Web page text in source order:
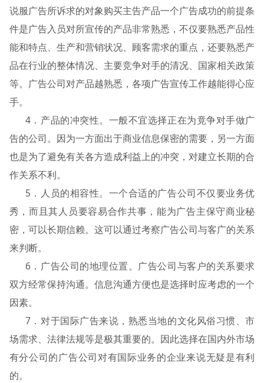
说服广告所诉求的对象购买主告产品一个广告成功的前提条
件是广告入员对所宣传的产品非常熟悉，不仅要熟悉产品性
能和特点、生产和营销状况、顾客需求的重点，还要熟悉产
品在行业的整体情况、主要竞争对手的清况、国家相关政策
等。广告公司对产品越熟悉，各项广告宣传工作越能得心应
手。
4．产品的冲突性。一般不宜选择正在为竟争对手做广
告的公司。因为一方面出于商业信息保密的需要，另一方面
也是为了避免有关各方造成利益上的冲突，对建立长期的合
作关系不利。
5．人员的相容性。一个合适的广告公司不仅要业务优
秀，而且其人员要容易合作共事，能为广告主保守商业秘
密，可以长期信赖。这可以通过考察广告公司与客广的关系
来判断。
6．广告公司的地理位置。广告公司与客户的关系要求
双方经常保持沟通。信息沟通方便也是选择时应考虑的一个
因素。
7．对于国际广告来说，熟悉当地的文化风俗习惯、市
场需求、法律法规等是极其重要的。因此选择在国内外市场
有分公司的广告公司对有国际业务的企业来说无疑是有利
的。